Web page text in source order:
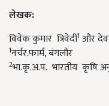
लेखक:
विवेक कुमार त्रिवेदी1 और
1नर्चर.फार्म, बंगलौर
2भा.कृ.अ.प. भारतीय कृषि